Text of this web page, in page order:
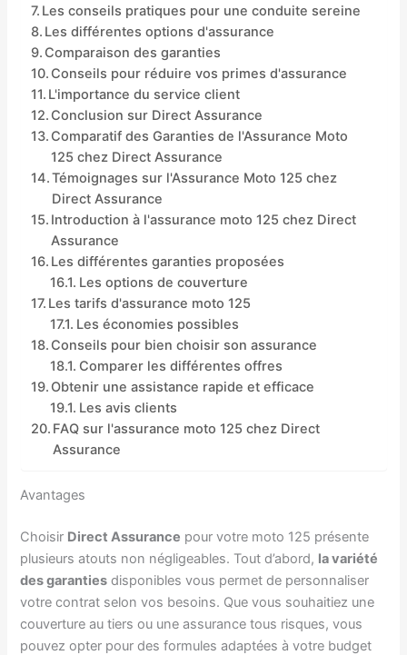
Les conseils pratiques pour une conduite sereine
Les différentes options d'assurance
Comparaison des garanties
Conseils pour réduire vos primes d'assurance
L'importance du service client
Conclusion sur Direct Assurance
Comparatif des Garanties de l'Assurance Moto
125 chez Direct Assurance
Témoignages sur l'Assurance Moto 125 chez
Direct Assurance
Introduction à l'assurance moto 125 chez Direct
Assurance
Les différentes garanties proposées
Les options de couverture
Les tarifs d'assurance moto 125
Les économies possibles
Conseils pour bien choisir son assurance
Comparer les différentes offres
Obtenir une assistance rapide et efficace
Les avis clients
FAQ sur l'assurance moto 125 chez Direct
Assurance
Avantages
Choisir Direct Assurance pour votre moto 125 présente
plusieurs atouts non négligeables. Tout d’abord, la variété
des garanties disponibles vous permet de personnaliser
votre contrat selon vos besoins. Que vous souhaitiez une
couverture au tiers ou une assurance tous risques, vous
pouvez opter pour des formules adaptées à votre budget